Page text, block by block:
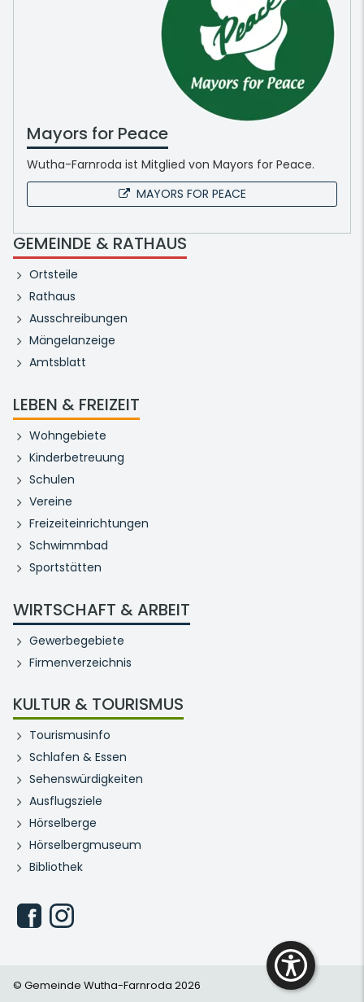
Mayors for Peace
Wutha-Farnroda ist Mitglied von Mayors for Peace.
MAYORS FOR PEACE
GEMEINDE & RATHAUS
Ortsteile
Rathaus
Ausschreibungen
Mängelanzeige
Amtsblatt
LEBEN & FREIZEIT
Wohngebiete
Kinderbetreuung
Schulen
Vereine
Freizeiteinrichtungen
Schwimmbad
Sportstätten
WIRTSCHAFT & ARBEIT
Gewerbegebiete
Firmenverzeichnis
KULTUR & TOURISMUS
Tourismusinfo
Schlafen & Essen
Sehenswürdigkeiten
Ausflugsziele
Hörselberge
Hörselbergmuseum
Bibliothek
© Gemeinde Wutha-Farnroda 2026